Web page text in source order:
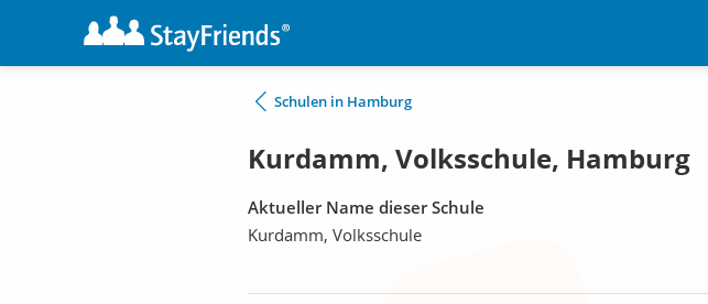
Schulen in Hamburg
Kurdamm, Volksschule, Hamburg
Aktueller Name dieser Schule
Kurdamm, Volksschule